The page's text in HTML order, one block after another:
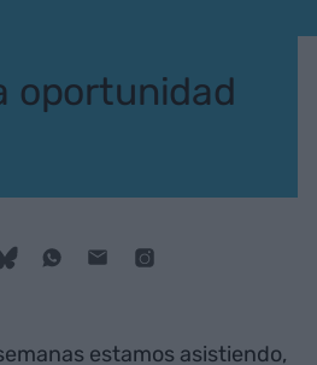
oportunidad
estamos asistiendo,